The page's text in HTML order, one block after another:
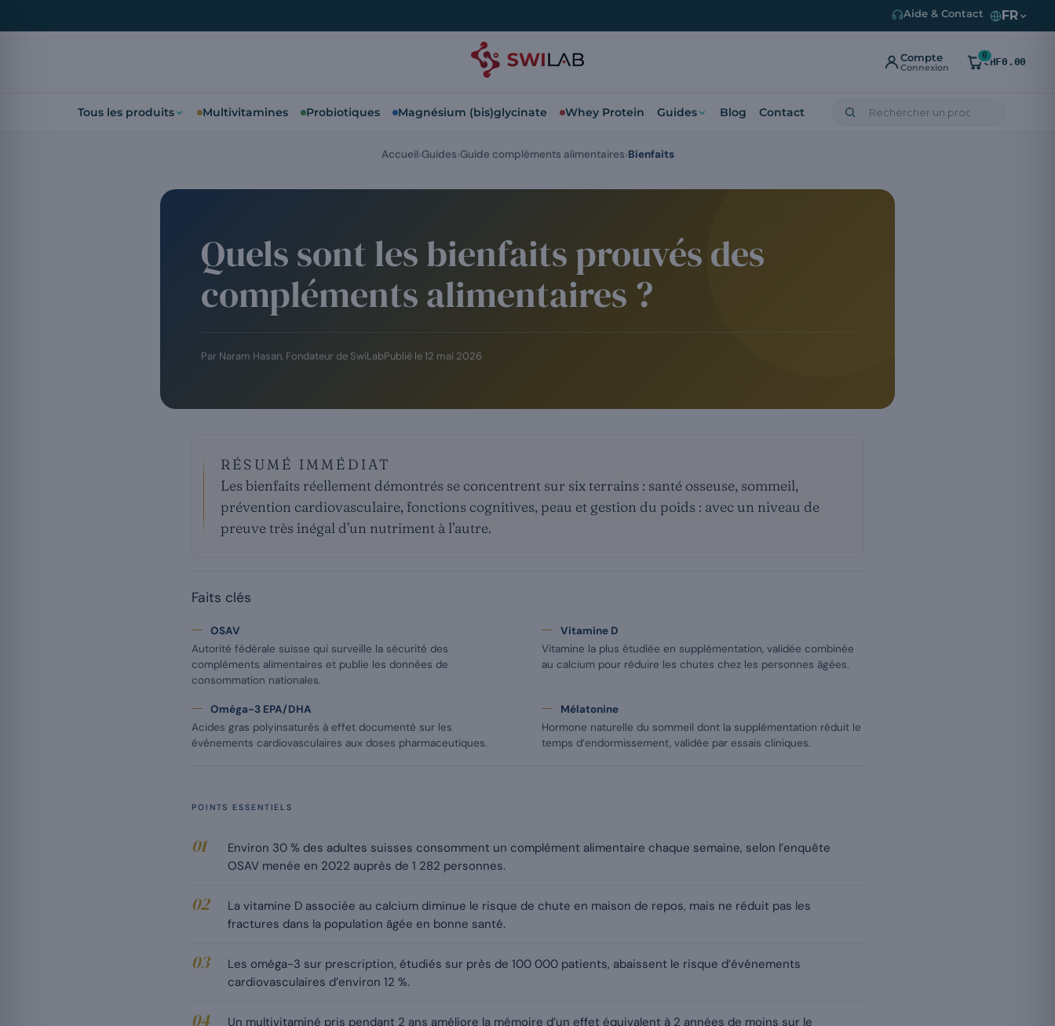
Aide & Contact FR
Compte
Connexion
0
CHF0.00
Tous les produits Multivitamines Probiotiques Magnésium (bis)glycinate Whey Protein Guides Blog Contact
Quels sont les bienfaits prouvés des
compléments alimentaires ?
Par Naram Hasan, Fondateur de SwiLabPublié le 12 mai 2026
RÉSUMÉ IMMÉDIAT
Les bienfaits réellement démontrés se concentrent sur six terrains : santé osseuse, sommeil,
prévention cardiovasculaire, fonctions cognitives, peau et gestion du poids : avec un niveau de
preuve très inégal d’un nutriment à l’autre.
Faits clés
OSAV
Autorité fédérale suisse qui surveille la sécurité des
compléments alimentaires et publie les données de
consommation nationales.
Vitamine D
Vitamine la plus étudiée en supplémentation, validée combinée
au calcium pour réduire les chutes chez les personnes âgées.
Oméga-3 EPA/DHA
Acides gras polyinsaturés à effet documenté sur les
événements cardiovasculaires aux doses pharmaceutiques.
Mélatonine
Hormone naturelle du sommeil dont la supplémentation réduit le
temps d’endormissement, validée par essais cliniques.
POINTS ESSENTIELS
Environ 30 % des adultes suisses consomment un complément alimentaire chaque semaine, selon l’enquête
OSAV menée en 2022 auprès de 1 282 personnes.
La vitamine D associée au calcium diminue le risque de chute en maison de repos, mais ne réduit pas les
fractures dans la population âgée en bonne santé.
Les oméga-3 sur prescription, étudiés sur près de 100 000 patients, abaissent le risque d’événements
cardiovasculaires d’environ 12 %.
Un multivitaminé pris pendant 2 ans améliore la mémoire d’un effet équivalent à 2 années de moins sur le
Accueil Guides Guide compléments alimentaires Bienfaits